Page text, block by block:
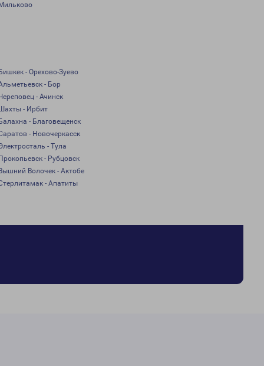
- Орехово-Зуево
- Бор
- Ачинск
- Ирбит
- Благовещенск
- Новочеркасск
- Тула
- Рубцовск
Волочек - Актобе
- Апатиты